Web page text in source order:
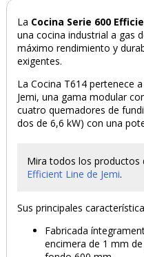
La Cocina Serie 600
una cocina industrial a gas
máximo rendimiento y
exigentes.
La Cocina T614 pertenece
Jemi, una gama modular
cuatro quemadores de
dos de 6,6 kW) con una
Mira todos los productos
Efficient Line de Jemi.
Sus principales
Fabricada
encimera de 1 mm